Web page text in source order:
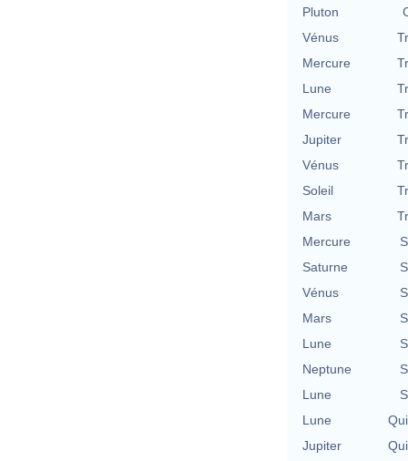
Pluton
Vénus
Mercure
Lune
Mercure
Jupiter
Vénus
Soleil
Mars
Mercure
Saturne
Vénus
Mars
Lune
Neptune
Lune
Lune
Jupiter